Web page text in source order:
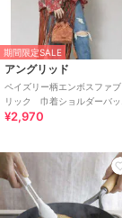
期間限定SALE
アングリッド
ペイズリー柄エンボスファブ
リック 巾着ショルダーバッ
グ
¥2,970